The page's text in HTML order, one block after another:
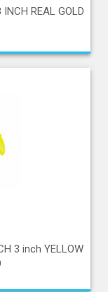
REAL GOLD
3 inch YELLOW